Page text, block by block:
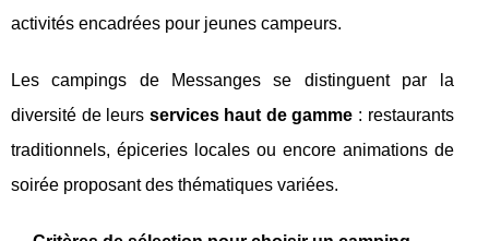
activités encadrées pour jeunes campeurs.
Les campings de Messanges se distinguent par la
diversité de leurs services haut de gamme : restaurants
traditionnels, épiceries locales ou encore animations de
soirée proposant des thématiques variées.